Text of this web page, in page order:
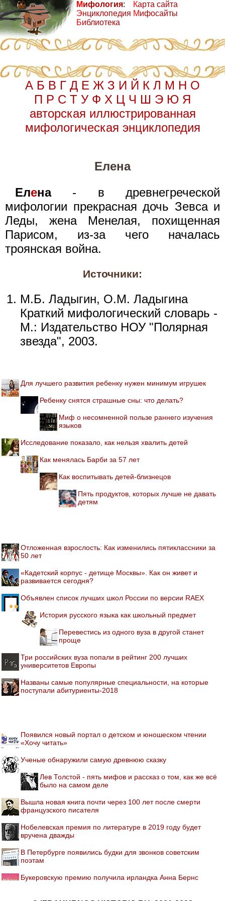
Мифология:
Энциклопедия
Библиотека
Карта сайта
Мифосайты
А Б В Г Д Е Ж З И Й К Л М Н О
П Р С Т У Ф Х Ц Ч Ш Э Ю Я
авторская иллюстрированная
мифологическая энциклопедия
Елена
Елена- в древнегреческой
мифологии прекрасная дочь Зевса и
Леды, жена Менелая, похищенная
Парисом, из-за чего началась
троянская война.
Источники:
М.Б. Ладыгин, О.М. Ладыгина
Краткий мифологический словарь -
М.: Издательство НОУ "Полярная
звезда", 2003.
Для лучшего развития ребенку нужен минимум игрушек
Ребенку снятся страшные сны: что делать?
Миф о несомненной пользе раннего изучения
языков
Исследование показало, как нельзя хвалить детей
Как менялась Барби за 57 лет
Как воспитывать детей-близнецов
Пять продуктов, которых лучше не давать
детям
Отложенная взрослость: Как изменились пятиклассники за
50 лет
«Кадетский корпус - детище Москвы». Как он живет и
развивается сегодня?
Объявлен список лучших школ России по версии RAEX
История русского языка как школьный предмет
Перевестись из одного вуза в другой станет
проще
Три российских вуза попали в рейтинг 200 лучших
университетов Европы
Названы самые популярные специальности, на которые
поступали абитуриенты-2018
Появился новый портал о детском и юношеском чтении
«Хочу читать»
Ученые обнаружили самую древнюю сказку
Лев Толстой - пять мифов и рассказ о том, как же всё
было на самом деле
Вышла новая книга почти через 100 лет после смерти
французского писателя
Нобелевская премия по литературе в 2019 году будет
вручена дважды
В Петербурге появились будки для звонков советским
поэтам
Букеровскую премию получила ирландка Анна Бернс